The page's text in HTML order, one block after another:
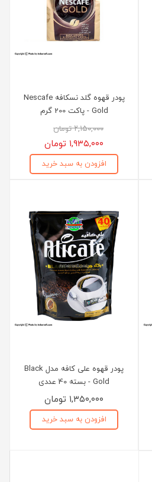
پودر قهوه گلد نسکافه Nescafe
Gold - پاکت 200 گرم
۲,۱۵۰,۰۰۰ تومان
۱,۹۳۵,۰۰۰ تومان
افزودن به سبد خرید
پودر قهوه علی کافه مدل Black
Gold - بسته 40 عددی
۱,۳۵۰,۰۰۰ تومان
افزودن به سبد خرید